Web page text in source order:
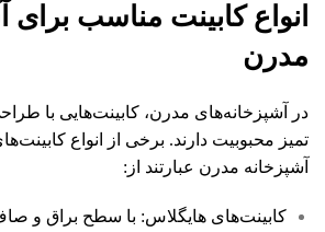
انواع کابینت مناسب برای
مدرن
در آشپزخانه‌های مدرن، کابینت‌هایی با
تمیز محبوبیت دارند. برخی از انواع
آشپزخانه مدرن عبارتند از:
کابینت‌های هایگلاس: با سطح براق و